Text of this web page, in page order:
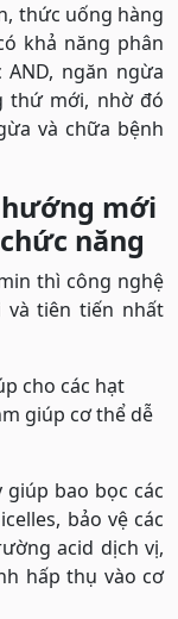
thức uống hàng
khả năng phân
ngăn ngừa
thứ mới, nhờ đó
và chữa bệnh
hướng mới
năng
thì công nghệ
và tiên tiến nhất
cho các hạt
giúp cơ thể dễ
giúp bao bọc các
bảo vệ các
acid dịch vị,
hấp thụ vào cơ